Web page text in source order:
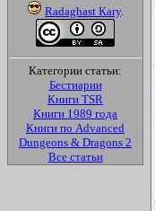
Radaghast Kary.
Категории статьи:
Бестиарии
Книги TSR
Книги 1989 года
Книги по Advanced
Dungeons & Dragons 2
Все статьи